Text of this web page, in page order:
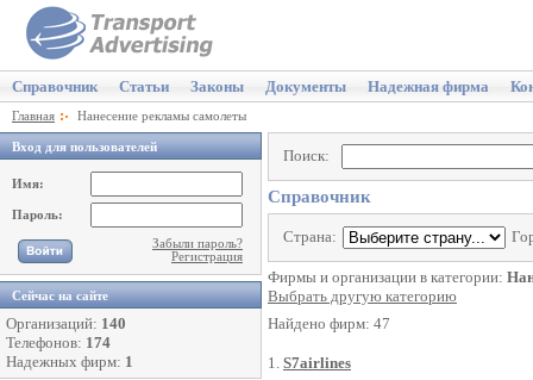
Справочник Статьи Законы Документы Надежная фирма
Главная Нанесение рекламы самолеты
Вход для пользователей
Имя:
Пароль:
Забыли пароль?
Регистрация
Сейчас на сайте
Организаций: 140
Телефонов: 174
Надежных фирм: 1
Поиск:
Справочник
Страна:
Фирмы и организации в категории:
Выбрать другую категорию
Найдено фирм: 47
1. S7airlines